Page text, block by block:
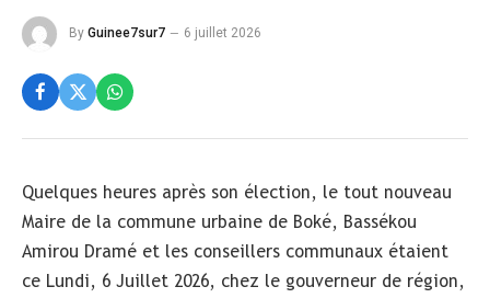
By Guinee7sur7 6 juillet 2026
Quelques heures après son élection, le tout nouveau
Maire de la commune urbaine de Boké, Bassékou
Amirou Dramé et les conseillers communaux étaient
ce Lundi, 6 Juillet 2026, chez le gouverneur de région,